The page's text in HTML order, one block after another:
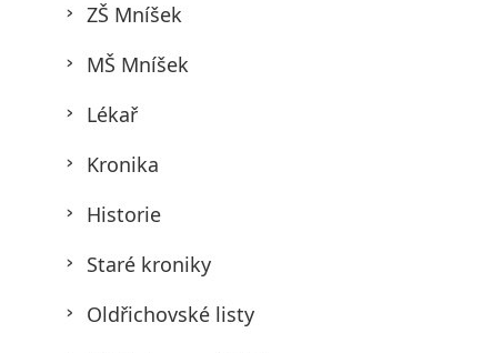
ZŠ Mníšek
MŠ Mníšek
Lékař
Kronika
Historie
Staré kroniky
Oldřichovské listy